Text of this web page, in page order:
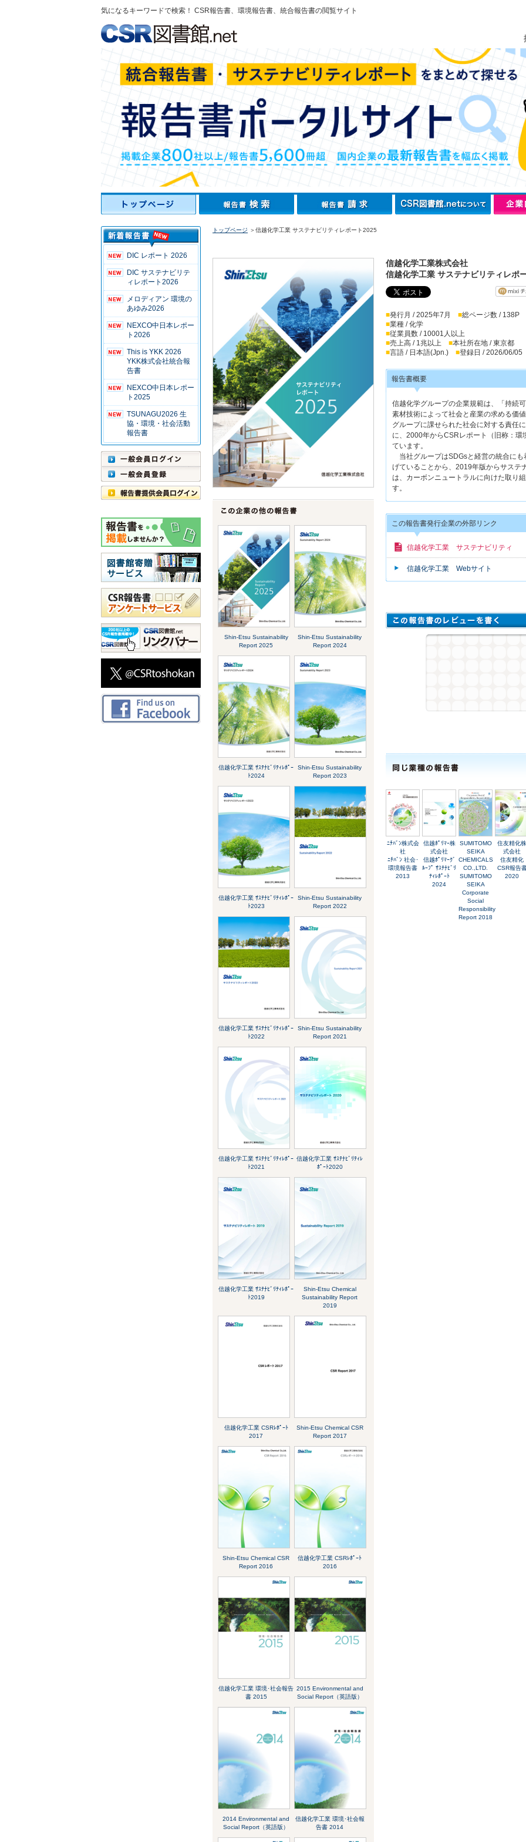
気になるキーワードで検索！ CSR報告書、環境報告書、統合報告書の閲覧サイト
DIC レポート 2026
DIC サステナビリテ
ィレポート2026
メロディアン 環境の
あゆみ2026
NEXCO中日本レポー
ト2026
This is YKK 2026
YKK株式会社統合報
告書
NEXCO中日本レポー
ト2025
TSUNAGU2026 生
協・環境・社会活動
報告書
トップページ ＞信越化学工業 サステナビリティレポート2025
Shin-Etsu Sustainability
Report 2025
Shin-Etsu Sustainability
Report 2024
信越化学工業 ｻｽﾃﾅﾋﾞﾘﾃｨﾚﾎﾟｰ
ﾄ2024
Shin-Etsu Sustainability
Report 2023
信越化学工業 ｻｽﾃﾅﾋﾞﾘﾃｨﾚﾎﾟｰ
ﾄ2023
Shin-Etsu Sustainability
Report 2022
信越化学工業 ｻｽﾃﾅﾋﾞﾘﾃｨﾚﾎﾟｰ
ﾄ2022
Shin-Etsu Sustainability
Report 2021
信越化学工業 ｻｽﾃﾅﾋﾞﾘﾃｨﾚﾎﾟｰ
ﾄ2021
信越化学工業 ｻｽﾃﾅﾋﾞﾘﾃｨﾚ
ﾎﾟｰﾄ2020
信越化学工業 ｻｽﾃﾅﾋﾞﾘﾃｨﾚﾎﾟｰ
ﾄ2019
Shin-Etsu Chemical
Sustainability Report
2019
信越化学工業 CSRﾚﾎﾟｰﾄ
2017
Shin-Etsu Chemical CSR
Report 2017
Shin-Etsu Chemical CSR
Report 2016
信越化学工業 CSRﾚﾎﾟｰﾄ
2016
信越化学工業 環境･社会報告
書 2015
2015 Environmental and
Social Report（英語版）
2014 Environmental and
Social Report（英語版）
信越化学工業 環境･社会報
告書 2014
信越化学工業株式会社
信越化学工業 サステナビリティレポ
■発行月 / 2025年7月 ■総ページ数 / 138P
■業種 / 化学
■従業員数 / 10001人以上
■売上高 / 1兆以上 ■本社所在地 / 東京都
■言語 / 日本語(Jpn.) ■登録日 / 2026/06/05
報告書概要
信越化学グループの企業規範は、「持続
素材技術によって社会と産業の求める価
グループに課せられた社会に対する責任
に、2000年からCSRレポート（旧称：
ています。
当社グループはSDGsと経営の統合に
げていることから、2019年版からサステ
は、カーボンニュートラルに向けた取り
す。
この報告書発行企業の外部リンク
信越化学工業 サステナビリティ
信越化学工業 Webサイト
ﾆﾁﾊﾞﾝ株式会
社
ﾆﾁﾊﾞﾝ 社会･
環境報告書
2013
信越ﾎﾟﾘﾏｰ株
式会社
信越ﾎﾟﾘﾏｰｸﾞ
ﾙｰﾌﾟ ｻｽﾃﾅﾋﾞﾘ
ﾃｨﾚﾎﾟｰﾄ
2024
SUMITOMO
SEIKA
CHEMICALS
CO.,LTD.
SUMITOMO
SEIKA
Corporate
Social
Responsibility
Report 2018
住友精化株
式会社
住友精化
CSR報告
2020